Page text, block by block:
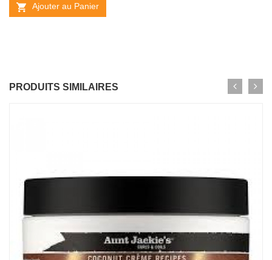
Ajouter au Panier
PRODUITS SIMILAIRES